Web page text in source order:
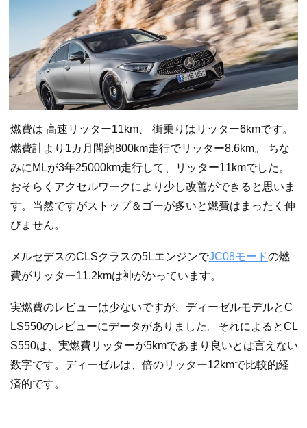
燃費は 高速リッター11km、 街乗りはリッター6kmです。
燃費計より1カ月間約800km走行でリッター8.6km。 ちな
みにMLが3年25000km走行して、リッター11kmでした。
おそらくアクセルワークにより少し改善ができると思いま
す。当然ですがストップ＆ゴーが多いと燃費はまったく伸
びません。
メルセデスのCLSクラスの5LエンジンでJC08モードの燃
費がリッター11.2kmは神がかっています。
実燃費のレビューは少ないですが、ディーゼルモデルとC
LS550のレビューにデータがありました。それによるとCL
S550は、実燃費リッターが5kmであまり良いとは言えない
数字です。ディーゼルは、倍のリッター12kmで比較的経
済的です。